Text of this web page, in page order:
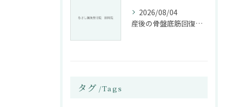
2026/08/04
産後の骨盤底筋回復法と整骨院活用
タグ Tags